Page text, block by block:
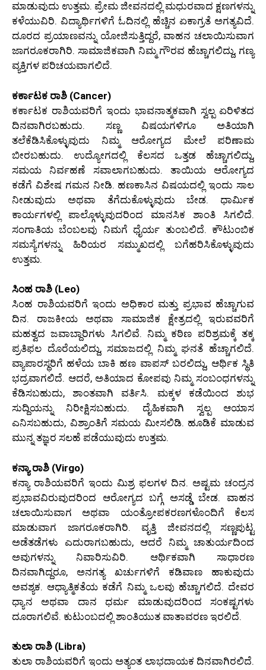
ಮಾಡುವುದು ಉತ್ತಮ. ಪ್ರೇಮ ಜೀವನದಲ್ಲಿ ಮಧುರವಾದ ಕ್ಷಣಗಳನ್ನು
ಕಳೆಯುವಿರಿ. ವಿದ್ಯಾರ್ಥಿಗಳಿಗೆ ಓದಿನಲ್ಲಿ ಹೆಚ್ಚಿನ ಏಕಾಗ್ರತೆ ಅಗತ್ಯವಿದೆ.
ದೂರದ ಪ್ರಯಾಣವನ್ನು ಯೋಜಿಸುತ್ತಿದ್ದರೆ, ವಾಹನ ಚಲಾಯಿಸುವಾಗ
ಜಾಗರೂಕರಾಗಿರಿ. ಸಾಮಾಜಿಕವಾಗಿ ನಿಮ್ಮ ಗೌರವ ಹೆಚ್ಚಾಗಲಿದ್ದು, ಗಣ್ಯ
ವ್ಯಕ್ತಿಗಳ ಪರಿಚಯವಾಗಲಿದೆ.
ಕರ್ಕಾಟಕ ರಾಶಿ (Cancer)
ಕರ್ಕಾಟಕ ರಾಶಿಯವರಿಗೆ ಇಂದು ಭಾವನಾತ್ಮಕವಾಗಿ ಸ್ವಲ್ಪ ಏರಿಳಿತದ
ದಿನವಾಗಿರಬಹುದು. ಸಣ್ಣ ವಿಷಯಗಳಿಗೂ ಅತಿಯಾಗಿ
ತಲೆಕೆಡಿಸಿಕೊಳ್ಳುವುದು ನಿಮ್ಮ ಆರೋಗ್ಯದ ಮೇಲೆ ಪರಿಣಾಮ
ಬೀರಬಹುದು. ಉದ್ಯೋಗದಲ್ಲಿ ಕೆಲಸದ ಒತ್ತಡ ಹೆಚ್ಚಾಗಲಿದ್ದು,
ಸಮಯ ನಿರ್ವಹಣೆ ಸವಾಲಾಗಬಹುದು. ತಾಯಿಯ ಆರೋಗ್ಯದ
ಕಡೆಗೆ ವಿಶೇಷ ಗಮನ ನೀಡಿ. ಹಣಕಾಸಿನ ವಿಷಯದಲ್ಲಿ ಇಂದು ಸಾಲ
ನೀಡುವುದು ಅಥವಾ ತೆಗೆದುಕೊಳ್ಳುವುದು ಬೇಡ. ಧಾರ್ಮಿಕ
ಕಾರ್ಯಗಳಲ್ಲಿ ಪಾಲ್ಗೊಳ್ಳುವುದರಿಂದ ಮಾನಸಿಕ ಶಾಂತಿ ಸಿಗಲಿದೆ.
ಸಂಗಾತಿಯ ಬೆಂಬಲವು ನಿಮಗೆ ಧೈರ್ಯ ತುಂಬಲಿದೆ. ಕೌಟುಂಬಿಕ
ಸಮಸ್ಯೆಗಳನ್ನು ಹಿರಿಯರ ಸಮ್ಮುಖದಲ್ಲಿ ಬಗೆಹರಿಸಿಕೊಳ್ಳುವುದು
ಉತ್ತಮ.
ಸಿಂಹ ರಾಶಿ (Leo)
ಸಿಂಹ ರಾಶಿಯವರಿಗೆ ಇಂದು ಅಧಿಕಾರ ಮತ್ತು ಪ್ರಭಾವ ಹೆಚ್ಚಾಗುವ
ದಿನ. ರಾಜಕೀಯ ಅಥವಾ ಸಾಮಾಜಿಕ ಕ್ಷೇತ್ರದಲ್ಲಿ ಇರುವವರಿಗೆ
ಮಹತ್ವದ ಜವಾಬ್ದಾರಿಗಳು ಸಿಗಲಿವೆ. ನಿಮ್ಮ ಕಠಿಣ ಪರಿಶ್ರಮಕ್ಕೆ ತಕ್ಕ
ಪ್ರತಿಫಲ ದೊರೆಯಲಿದ್ದು, ಸಮಾಜದಲ್ಲಿ ನಿಮ್ಮ ಘನತೆ ಹೆಚ್ಚಾಗಲಿದೆ.
ವ್ಯಾಪಾರಸ್ಥರಿಗೆ ಹಳೆಯ ಬಾಕಿ ಹಣ ವಾಪಸ್ ಬರಲಿದ್ದು, ಆರ್ಥಿಕ ಸ್ಥಿತಿ
ಭದ್ರವಾಗಲಿದೆ. ಆದರೆ, ಅತಿಯಾದ ಕೋಪವು ನಿಮ್ಮ ಸಂಬಂಧಗಳನ್ನು
ಕೆಡಿಸಬಹುದು, ಶಾಂತವಾಗಿ ವರ್ತಿಸಿ. ಮಕ್ಕಳ ಕಡೆಯಿಂದ ಶುಭ
ಸುದ್ದಿಯನ್ನು ನಿರೀಕ್ಷಿಸಬಹುದು. ದೈಹಿಕವಾಗಿ ಸ್ವಲ್ಪ ಆಯಾಸ
ಎನಿಸಬಹುದು, ವಿಶ್ರಾಂತಿಗೆ ಸಮಯ ಮೀಸಲಿಡಿ. ಹೂಡಿಕೆ ಮಾಡುವ
ಮುನ್ನ ತಜ್ಞರ ಸಲಹೆ ಪಡೆಯುವುದು ಉತ್ತಮ.
ಕನ್ಯಾ ರಾಶಿ (Virgo)
ಕನ್ಯಾ ರಾಶಿಯವರಿಗೆ ಇಂದು ಮಿಶ್ರ ಫಲಗಳ ದಿನ. ಅಷ್ಟಮ ಚಂದ್ರನ
ಪ್ರಭಾವವಿರುವುದರಿಂದ ಆರೋಗ್ಯದ ಬಗ್ಗೆ ಅಸಡ್ಡೆ ಬೇಡ. ವಾಹನ
ಚಲಾಯಿಸುವಾಗ ಅಥವಾ ಯಂತ್ರೋಪಕರಣಗಳೊಂದಿಗೆ ಕೆಲಸ
ಮಾಡುವಾಗ ಜಾಗರೂಕರಾಗಿರಿ. ವೃತ್ತಿ ಜೀವನದಲ್ಲಿ ಸಣ್ಣಪುಟ್ಟ
ಅಡೆತಡೆಗಳು ಎದುರಾಗಬಹುದು, ಆದರೆ ನಿಮ್ಮ ಚಾತುರ್ಯದಿಂದ
ಅವುಗಳನ್ನು ನಿವಾರಿಸುವಿರಿ. ಆರ್ಥಿಕವಾಗಿ ಸಾಧಾರಣ
ದಿನವಾಗಿದ್ದರೂ, ಅನಗತ್ಯ ಖರ್ಚುಗಳಿಗೆ ಕಡಿವಾಣ ಹಾಕುವುದು
ಅವಶ್ಯಕ. ಆಧ್ಯಾತ್ಮಿಕತೆಯ ಕಡೆಗೆ ನಿಮ್ಮ ಒಲವು ಹೆಚ್ಚಾಗಲಿದೆ. ದೇವರ
ಧ್ಯಾನ ಅಥವಾ ದಾನ ಧರ್ಮ ಮಾಡುವುದರಿಂದ ಸಂಕಷ್ಟಗಳು
ದೂರಾಗಲಿವೆ. ಕುಟುಂಬದಲ್ಲಿ ಶಾಂತಿಯುತ ವಾತಾವರಣ ಇರಲಿದೆ.
ತುಲಾ ರಾಶಿ (Libra)
ತುಲಾ ರಾಶಿಯವರಿಗೆ ಇಂದು ಅತ್ಯಂತ ಲಾಭದಾಯಕ ದಿನವಾಗಿರಲಿದೆ.